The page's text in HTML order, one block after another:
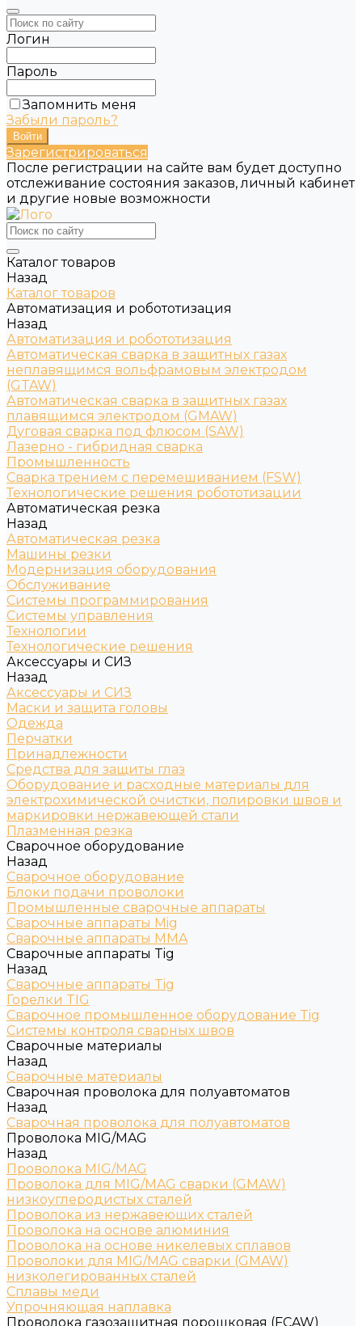
Логин
Пароль
Запомнить меня
Забыли пароль?
Зарегистрироваться
После регистрации на сайте вам будет доступно
отслеживание состояния заказов, личный кабинет
и другие новые возможности
Каталог товаров
Назад
Каталог товаров
Автоматизация и робототизация
Назад
Автоматизация и робототизация
Автоматическая сварка в защитных газах
неплавящимся вольфрамовым электродом
(GTAW)
Автоматическая сварка в защитных газах
плавящимся электродом (GMAW)
Дуговая сварка под флюсом (SAW)
Лазерно - гибридная сварка
Промышленность
Сварка трением с перемешиванием (FSW)
Технологические решения робототизации
Автоматическая резка
Назад
Автоматическая резка
Машины резки
Модернизация оборудования
Обслуживание
Системы программирования
Системы управления
Технологии
Технологические решения
Аксессуары и СИЗ
Назад
Аксессуары и СИЗ
Маски и защита головы
Одежда
Перчатки
Принадлежности
Средства для защиты глаз
Оборудование и расходные материалы для
электрохимической очистки, полировки швов и
маркировки нержавеющей стали
Плазменная резка
Сварочное оборудование
Назад
Сварочное оборудование
Блоки подачи проволоки
Промышленные сварочные аппараты
Сварочные аппараты Mig
Сварочные аппараты MMA
Сварочные аппараты Tig
Назад
Сварочные аппараты Tig
Горелки TIG
Сварочное промышленное оборудование Tig
Системы контроля сварных швов
Сварочные материалы
Назад
Сварочные материалы
Сварочная проволока для полуавтоматов
Назад
Сварочная проволока для полуавтоматов
Проволока MIG/MAG
Назад
Проволока MIG/MAG
Проволока для MIG/MAG сварки (GMAW)
низкоуглеродистых сталей
Проволока из нержавеющих сталей
Проволока на основе алюминия
Проволока на основе никелевых сплавов
Проволоки для MIG/MAG сварки (GMAW)
низколегированных сталей
Сплавы меди
Упрочняющая наплавка
Проволока газозащитная порошковая (FCAW)